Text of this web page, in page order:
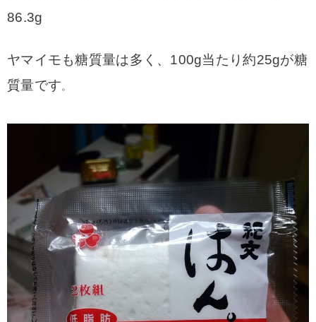
86.3g
ヤマイモも糖質量は多く、100g当たり約25gが糖
質量です。